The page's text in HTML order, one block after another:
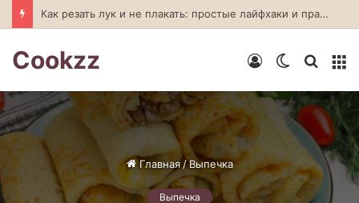
Шоколадно-овсяный десерт без выпечки
Cookzz
Switch
Войти
Главная /Выпечка
Выпечка